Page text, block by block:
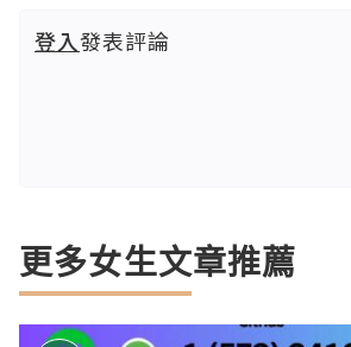
登入發表評論
更多女生文章推薦